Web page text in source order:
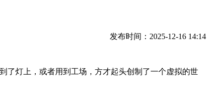
发布时间：2025-12-16 14:14
灯上，或者用到工场，方才起头创制了一个虚拟的世